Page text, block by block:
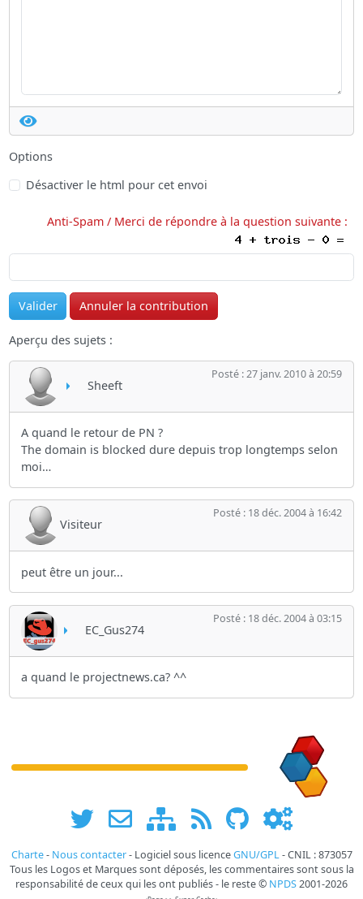
Options
Désactiver le html pour cet envoi
Anti-Spam / Merci de répondre à la question suivante :
Aperçu des sujets :
Sheeft
Posté : 27 janv. 2010 à 20:59
A quand le retour de PN ?
The domain is blocked dure depuis trop longtemps selon
moi…
Visiteur
Posté : 18 déc. 2004 à 16:42
peut être un jour...
EC_Gus274
Posté : 18 déc. 2004 à 03:15
a quand le projectnews.ca? ^^
Charte- Nous contacter- Logiciel sous licenceGNU/GPL- CNIL : 873057
Tous les Logos et Marques sont déposés, les commentaires sont sous la
responsabilité de ceux qui les ont publiés - le reste © NPDS2001-2026